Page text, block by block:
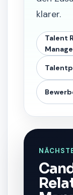
klarer.
Talent